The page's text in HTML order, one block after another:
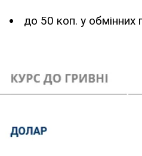
до 50 коп. у обмінних